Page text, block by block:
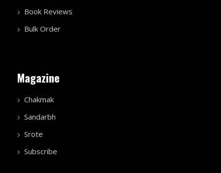
Book Reviews
Bulk Order
Magazine
Chakmak
Sandarbh
Srote
Subscribe